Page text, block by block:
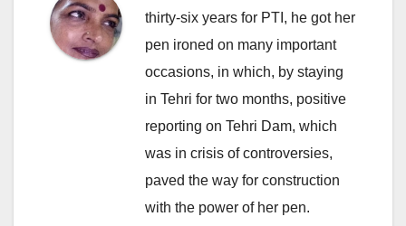
thirty-six years for PTI, he got her
pen ironed on many important
occasions, in which, by staying
in Tehri for two months, positive
reporting on Tehri Dam, which
was in crisis of controversies,
paved the way for construction
with the power of her pen.